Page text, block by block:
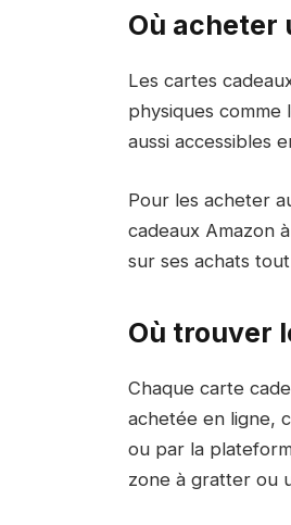
Où acheter
Les cartes
physiques
aussi accessibles
Pour les acheter
cadeaux Amazon
sur ses achats
Où trouver
Chaque carte
achetée en ligne,
ou par la
zone à gratter ou